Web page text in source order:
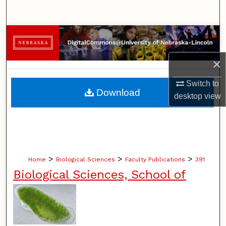
×
Switch to
desktopview
Browse Collections
My Account
About
Home > Biological Sciences > Faculty Publications > 391
Biological Sciences, School of
Download